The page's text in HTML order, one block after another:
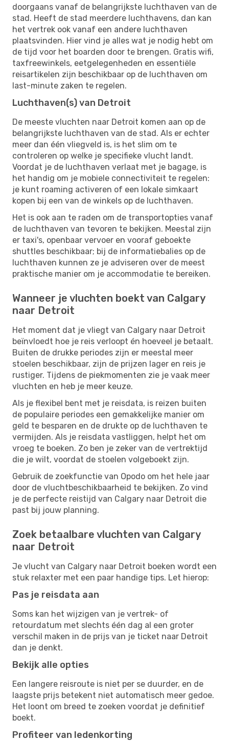
doorgaans vanaf de belangrijkste luchthaven van de
stad. Heeft de stad meerdere luchthavens, dan kan
het vertrek ook vanaf een andere luchthaven
plaatsvinden. Hier vind je alles wat je nodig hebt om
de tijd voor het boarden door te brengen. Gratis wifi,
taxfreewinkels, eetgelegenheden en essentiële
reisartikelen zijn beschikbaar op de luchthaven om
last-minute zaken te regelen.
Luchthaven(s) van Detroit
De meeste vluchten naar Detroit komen aan op de
belangrijkste luchthaven van de stad. Als er echter
meer dan één vliegveld is, is het slim om te
controleren op welke je specifieke vlucht landt.
Voordat je de luchthaven verlaat met je bagage, is
het handig om je mobiele connectiviteit te regelen:
je kunt roaming activeren of een lokale simkaart
kopen bij een van de winkels op de luchthaven.
Het is ook aan te raden om de transportopties vanaf
de luchthaven van tevoren te bekijken. Meestal zijn
er taxi's, openbaar vervoer en vooraf geboekte
shuttles beschikbaar; bij de informatiebalies op de
luchthaven kunnen ze je adviseren over de meest
praktische manier om je accommodatie te bereiken.
Wanneer je vluchten boekt van Calgary
naar Detroit
Het moment dat je vliegt van Calgary naar Detroit
beïnvloedt hoe je reis verloopt én hoeveel je betaalt.
Buiten de drukke periodes zijn er meestal meer
stoelen beschikbaar, zijn de prijzen lager en reis je
rustiger. Tijdens de piekmomenten zie je vaak meer
vluchten en heb je meer keuze.
Als je flexibel bent met je reisdata, is reizen buiten
de populaire periodes een gemakkelijke manier om
geld te besparen en de drukte op de luchthaven te
vermijden. Als je reisdata vastliggen, helpt het om
vroeg te boeken. Zo ben je zeker van de vertrektijd
die je wilt, voordat de stoelen volgeboekt zijn.
Gebruik de zoekfunctie van Opodo om het hele jaar
door de vluchtbeschikbaarheid te bekijken. Zo vind
je de perfecte reistijd van Calgary naar Detroit die
past bij jouw planning.
Zoek betaalbare vluchten van Calgary
naar Detroit
Je vlucht van Calgary naar Detroit boeken wordt een
stuk relaxter met een paar handige tips. Let hierop:
Pas je reisdata aan
Soms kan het wijzigen van je vertrek- of
retourdatum met slechts één dag al een groter
verschil maken in de prijs van je ticket naar Detroit
dan je denkt.
Bekijk alle opties
Een langere reisroute is niet per se duurder, en de
laagste prijs betekent niet automatisch meer gedoe.
Het loont om breed te zoeken voordat je definitief
boekt.
Profiteer van ledenkorting